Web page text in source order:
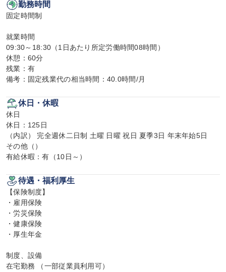
勤務時間
固定時間制
就業時間
09:30～18:30（1日あたり所定労働時間08時間）
休憩：60分
残業：有
備考：固定残業代の相当時間：40.0時間/月
休日・休暇
休日
休日：125日
（内訳） 完全週休二日制 土曜 日曜 祝日 夏季3日 年末年始5日
その他（）
有給休暇：有（10日～）
待遇・福利厚生
【保険制度】
・雇用保険
・労災保険
・健康保険
・厚生年金
制度、設備
在宅勤務 （一部従業員利用可）